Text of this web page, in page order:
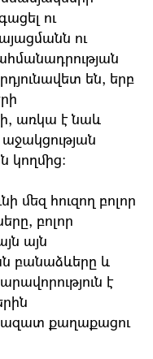
ու
ու
են, երբ
առկա է նաև
կողմից։
մեզ հուզող բոլոր
բոլոր
այն
բանաձևերը և
է
քաղաքացու